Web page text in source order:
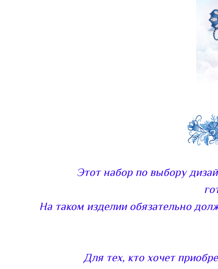
Этот набор по выбору
На таком изделии обязательно
Для тех, кто хочет